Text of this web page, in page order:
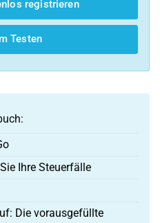
registrieren
Testen
Ihre Steuerfälle
Die vorausgefüllte